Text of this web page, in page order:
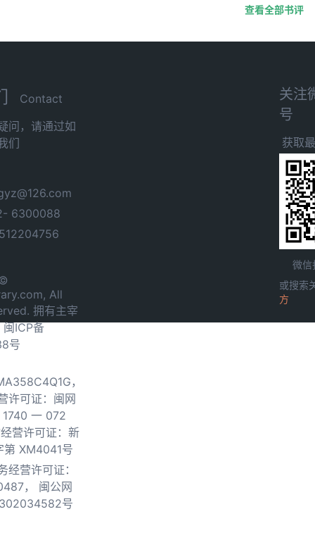
查看全部书评
Contact
问，请通过如
们
6300088
All
拥有主宰
闽ICP备
号
，
许可证：闽网
一 072
营许可证：新
第 XM4041号
经营许可证：
，
闽公网
号
关注
号
获取
微信
或搜索
方